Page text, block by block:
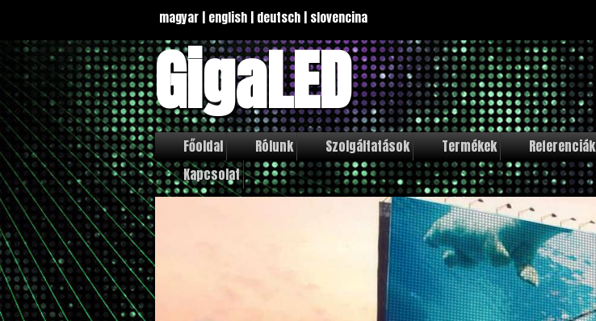
magyar | english | deutsch | slovencina
GigaLED
Főoldal Rólunk Szolgáltatások Termékek Referenciák
Kapcsolat